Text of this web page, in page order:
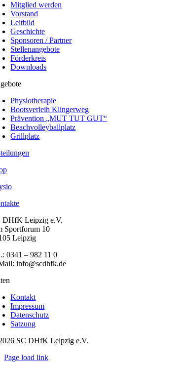
Mitglied werden
Vorstand
Leitbild
Geschichte
Sponsoren / Partner
Stellenangebote
Förderkreis
Downloads
Physiotherapie
Bootsverleih Klingerweg
Prävention „MUT TUT GUT“
Beachvolleyballplatz
Grillplatz
DHfK Leipzig e.V.
Sportforum 10
Leipzig
0341 – 982 11 0
info@scdhfk.de
Kontakt
Impressum
Datenschutz
Satzung
SC DHfK Leipzig e.V.
Page load link